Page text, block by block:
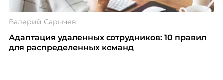
Валерий Сарычев
Адаптация удаленных сотрудников: 10 правил
для распределенных команд